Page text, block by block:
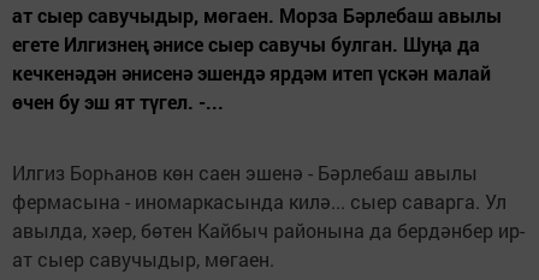
ат сыер савучыдыр, мөгаен. Морза Бәрлебаш авылы
егете Илгизнең әнисе сыер савучы булган. Шуңа да
кечкенәдән әнисенә эшендә ярдәм итеп үскән малай
өчен бу эш ят түгел. -...
Илгиз Борһанов көн саен эшенә - Бәрлебаш авылы
фермасына - иномаркасында килә... сыер саварга. Ул
авылда, хәер, бөтен Кайбыч районына да бердәнбер ир-
ат сыер савучыдыр, мөгаен.